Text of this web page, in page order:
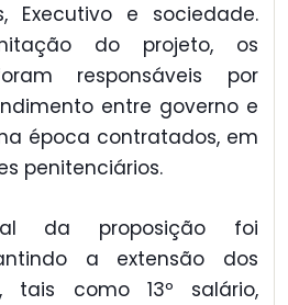
Executivo e sociedade.
do projeto, os
responsáveis por
entre governo e
época contratados, em
penitenciários.
da proposição foi
a extensão dos
tais como 13º salário,